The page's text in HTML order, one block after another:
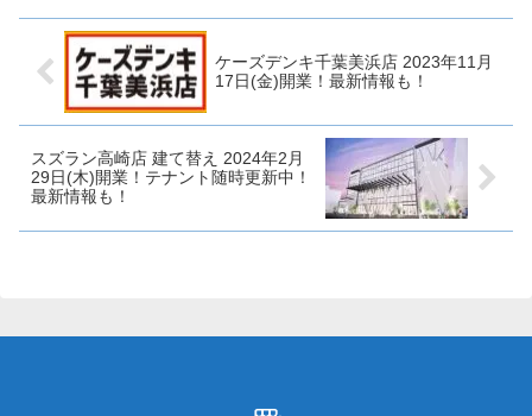
ン...
には、ファッション、飲食店...
ケーズデンキ千葉美浜店 2023年11月
17日(金)開業！最新情報も！
スズラン高崎店 建て替え 2024年2月
29日(木)開業！テナント随時更新中！
最新情報も！